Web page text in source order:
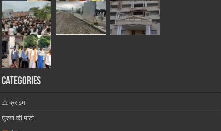
Categories
⚠️ क्राइम
घुरुवा की माटी